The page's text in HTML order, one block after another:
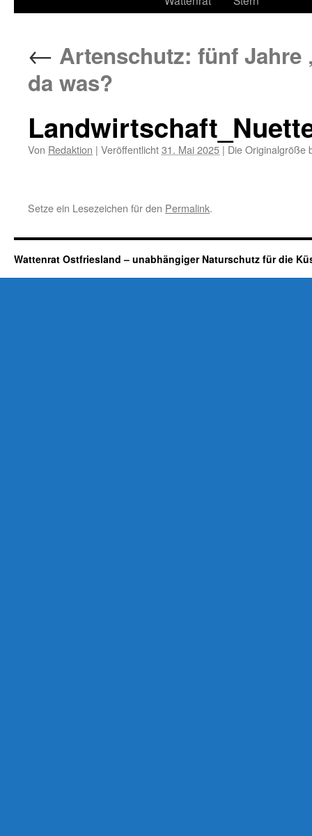
← Artenschutz: fünf Jahre
da was?
Von Redaktion | Veröffentlicht31. Mai 2025 | Die Originalgröße
Setze ein Lesezeichen für den Permalink.
Wattenrat Ostfriesland – unabhängiger Naturschutz für die